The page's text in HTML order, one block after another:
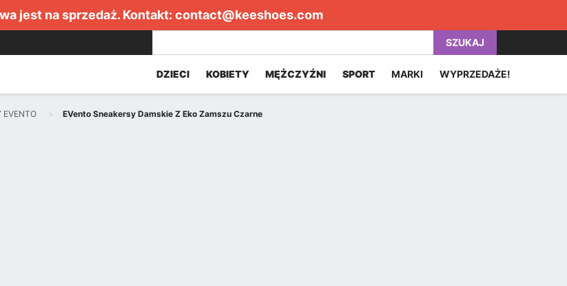
jest na sprzedaż. Kontakt: contact@keeshoes.com
SZUKAJ
DZIECI KOBIETY MĘŻCZYŹNI SPORT MARKI WYPRZEDAŻE!
EVENTO EVento Sneakersy Damskie Z Eko Zamszu Czarne